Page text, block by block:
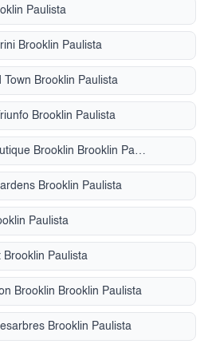
Paulista
Brooklin Paulista
Brooklin Paulista
Brooklin Paulista
Condomínio Home Boutique Brooklin Brooklin Paulista
Brooklin Paulista
Paulista
Paulista
Brooklin Brooklin Paulista
Brooklin Paulista